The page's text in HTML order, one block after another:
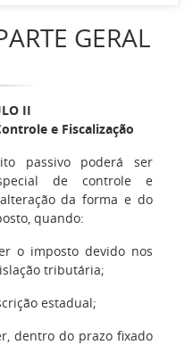
GERAL
II
e Fiscalização
passivo poderá ser
de controle e
da forma e do
quando:
o imposto devido nos
tributária;
estadual;
dentro do prazo fixado